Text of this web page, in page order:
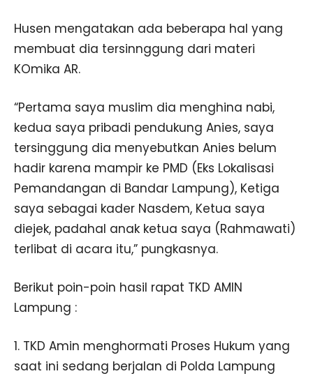
Husen mengatakan ada beberapa hal yang
membuat dia tersinnggung dari materi
KOmika AR.
“Pertama saya muslim dia menghina nabi,
kedua saya pribadi pendukung Anies, saya
tersinggung dia menyebutkan Anies belum
hadir karena mampir ke PMD (Eks Lokalisasi
Pemandangan di Bandar Lampung), Ketiga
saya sebagai kader Nasdem, Ketua saya
diejek, padahal anak ketua saya (Rahmawati)
terlibat di acara itu,” pungkasnya.
Berikut poin-poin hasil rapat TKD AMIN
Lampung :
1. TKD Amin menghormati Proses Hukum yang
saat ini sedang berjalan di Polda Lampung